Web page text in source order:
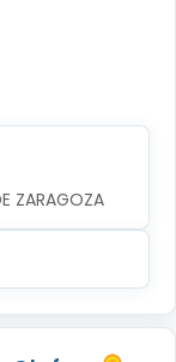
ZARAGOZA